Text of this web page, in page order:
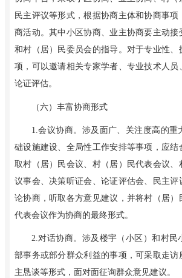
民主评议等形式，根据协商主体和协商事
商活动。其中小区协商、业主协商要主动接
和村（居）民委员会的指导。对于专业性、
项，可以邀请相关专家学者、专业技术人员
论证评估。
（六）丰富协商形式
1.会议协商。涉及面广、关注度高的重
础设施建设、全局性工作安排等事项，应结
取村（居）民会议、村（居）民代表会议、
议事会、决策听证会、论证评估会、民主评
论协商，听取各方意见建议，并将村（居）
代表会议作为协商的最终形式。
2.对话协商。涉及楼宇（小区）和村民
部事务或部分群众利益的事项，可采取走访
主恳谈等形式，面对面征询群众意见建议。